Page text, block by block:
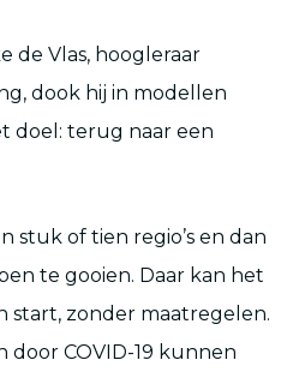
de Vlas, hoogleraar
dook hij in modellen
doel: terug naar een
stuk of tien regio’s en dan
te gooien. Daar kan het
start, zonder maatregelen.
door COVID-19 kunnen